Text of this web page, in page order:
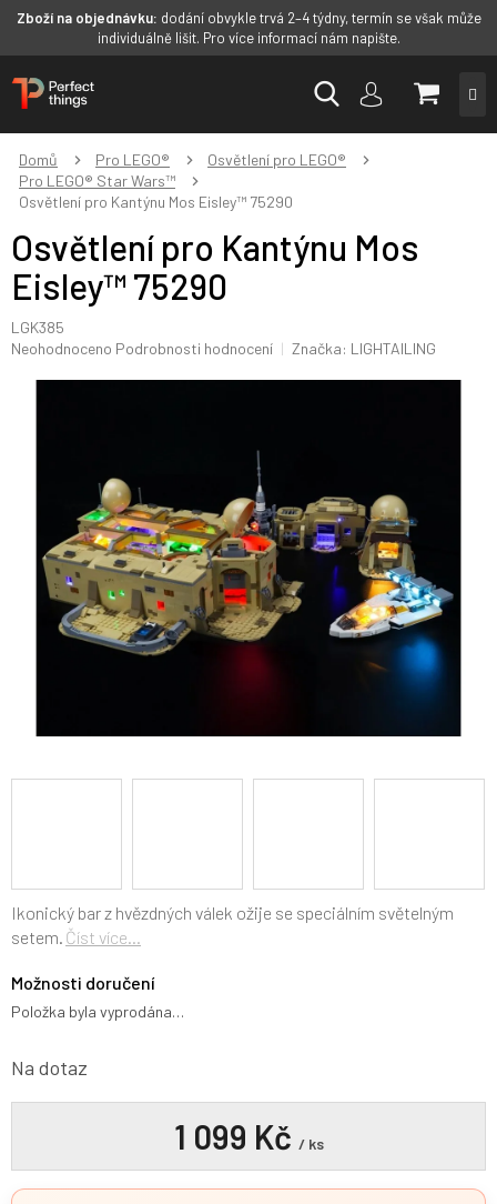
Zboží na objednávku: dodání obvykle trvá 2–4 týdny, termín se však může
individuálně lišit. Pro více informací nám napište.
na
obsah
KOŠÍK
Domů Pro LEGO®
Osvětlení pro LEGO®
Pro LEGO® Star Wars™
Osvětlení pro Kantýnu Mos Eisley™ 75290
Osvětlení pro Kantýnu Mos
Eisley™ 75290
LGK385
Průměrné
Neohodnoceno Podrobnosti hodnocení Značka: LIGHTAILING
Na dotaz
Možnosti doručení
Položka byla vyprodána…
Ikonický bar z hvězdných válek ožije se speciálním světelným
setem. Číst více...
1 099 Kč / ks